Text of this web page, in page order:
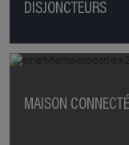
DISJONCTEURS
MAISON